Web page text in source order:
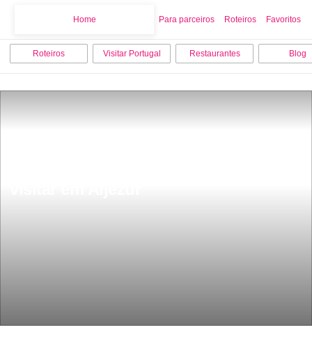
Home Para parceiros Roteiros Favoritos
Roteiros Visitar Portugal Restaurantes Blog